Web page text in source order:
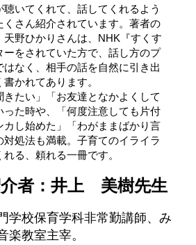
いてくれて、話してくれるよう
くさん紹介されています。著者の
天野ひかりさんは、NHK『すくす
ーをされていた方で、話し方のプ
はなく、相手の話を自然に引き出
かれてあります。
きたい」「お友達となかよくして
った時や、「何度注意しても片付
カし始めた」「わがままばかり言
対処法も満載。子育てのイライラ
る、頼れる一冊です。
者：井上 美樹先生
学校保育学科非常勤講師、み
楽教室主宰。